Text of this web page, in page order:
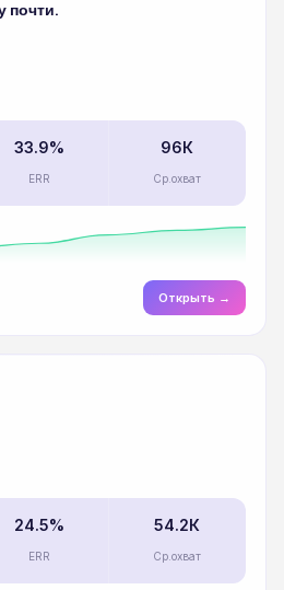
почти.
33.9%
ERR
96К
Ср.охват
Открыть →
24.5%
ERR
54.2К
Ср.охват